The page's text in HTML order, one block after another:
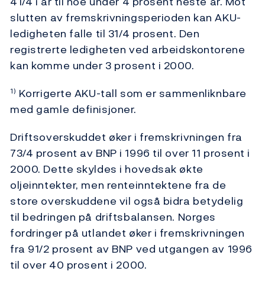
slutten av fremskrivningsperioden kan AKU-
ledigheten falle til 31/4 prosent. Den
registrerte ledigheten ved arbeidskontorene
kan komme under 3 prosent i 2000.
1) Korrigerte AKU-tall som er sammenliknbare
med gamle definisjoner.
Driftsoverskuddet øker i fremskrivningen fra
73/4 prosent av BNP i 1996 til over 11 prosent i
2000. Dette skyldes i hovedsak økte
oljeinntekter, men renteinntektene fra de
store overskuddene vil også bidra betydelig
til bedringen på driftsbalansen. Norges
fordringer på utlandet øker i fremskrivningen
fra 91/2 prosent av BNP ved utgangen av 1996
til over 40 prosent i 2000.